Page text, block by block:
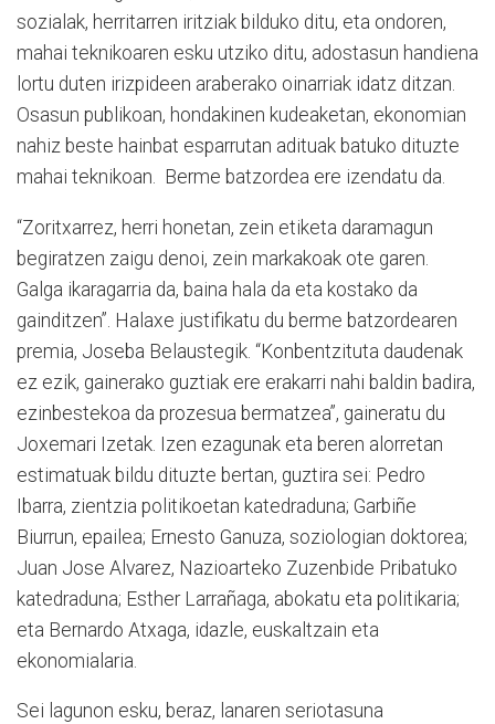
sozialak, herritarren iritziak bilduko ditu, eta ondoren,
mahai teknikoaren esku utziko ditu, adostasun handiena
lortu duten irizpideen araberako oinarriak idatz ditzan.
Osasun publikoan, hondakinen kudeaketan, ekonomian
nahiz beste hainbat esparrutan adituak batuko dituzte
mahai teknikoan. Berme batzordea ere izendatu da.
“Zoritxarrez, herri honetan, zein etiketa daramagun
begiratzen zaigu denoi, zein markakoak ote garen.
Galga ikaragarria da, baina hala da eta kostako da
gainditzen”. Halaxe justifikatu du berme batzordearen
premia, Joseba Belaustegik. “Konbentzituta daudenak
ez ezik, gainerako guztiak ere erakarri nahi baldin badira,
ezinbestekoa da prozesua bermatzea”, gaineratu du
Joxemari Izetak. Izen ezagunak eta beren alorretan
estimatuak bildu dituzte bertan, guztira sei: Pedro
Ibarra, zientzia politikoetan katedraduna; Garbiñe
Biurrun, epailea; Ernesto Ganuza, soziologian doktorea;
Juan Jose Alvarez, Nazioarteko Zuzenbide Pribatuko
katedraduna; Esther Larrañaga, abokatu eta politikaria;
eta Bernardo Atxaga, idazle, euskaltzain eta
ekonomialaria.
Sei lagunon esku, beraz, lanaren seriotasuna